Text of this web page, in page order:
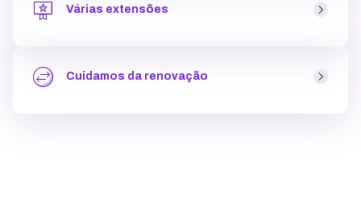
Várias extensões
“.com.br”, “.store”, entre outras). Na KingHost você pode
escolher entre mais de 40 opções
Cuidamos da renovação